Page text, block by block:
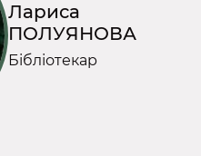
Лариса
ПОЛУЯНОВА
Бібліотекар